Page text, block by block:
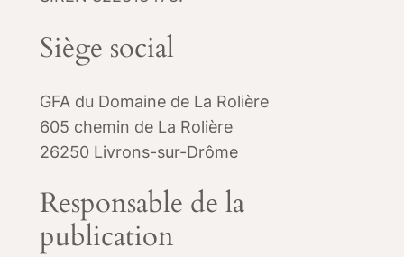
Siège social
GFA du Domaine de La Rolière
605 chemin de La Rolière
26250 Livrons-sur-Drôme
Responsable de la
publication